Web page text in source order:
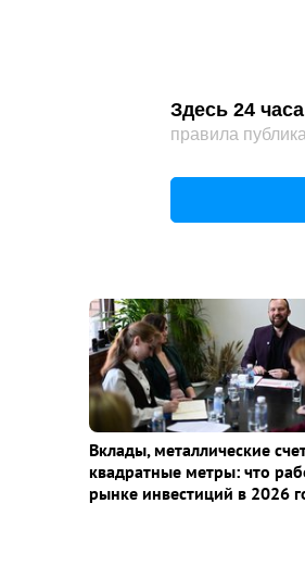
Здесь 24
правила
Вклады, металлические
квадратные метры: что
рынке инвестиций в 2026